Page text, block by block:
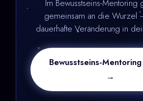
Im Bewusstseins-Mentoring
gemeinsam an die Wurzel
dauerhafte Veränderung in
Bewusstseins-
→